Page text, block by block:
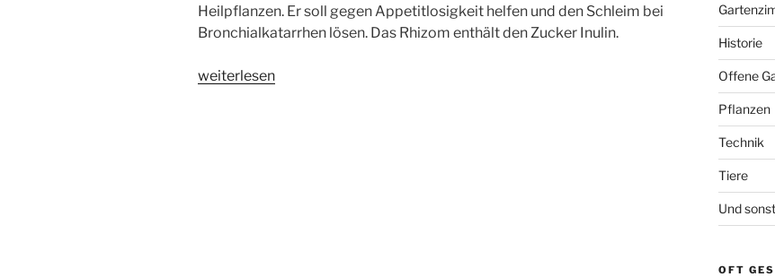
Heilpflanzen. Er soll gegen Appetitlosigkeit helfen und den Schleim bei
Bronchialkatarrhen lösen. Das Rhizom enthält den Zucker Inulin.
„Alant“
weiterlesen
Historie
Offene
Pflanzen
Technik
Tiere
Und sonst
OFT